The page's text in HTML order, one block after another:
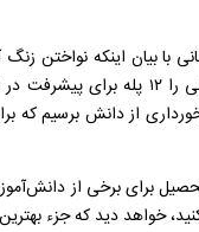
با بیان اینکه نواختن
است، اضافه کرد: اگر ۱۲ سال
از دانش برسیم که
برای برخی از
خواهد دید که جزء